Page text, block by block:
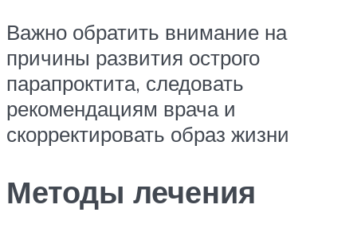
Важно обратить внимание на
причины развития острого
парапроктита, следовать
рекомендациям врача и
скорректировать образ жизни
Методы лечения